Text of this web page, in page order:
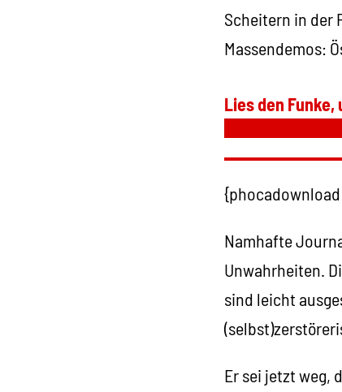
Scheitern in der
Massendemos:
Lies den
Namhafte
Unwahrheiten.
sind leicht
Er sei jetzt weg,